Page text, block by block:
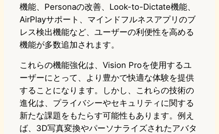
機能、Personaの改善、Look-to-Dictate機能、
AirPlayサポート、マインドフルネスアプリのブ
レス検出機能など、ユーザーの利便性を高める
機能が多数追加されます。
これらの機能強化は、Vision Proを使用するユ
ーザーにとって、より豊かで快適な体験を提供
することになります。しかし、これらの技術の
進化は、プライバシーやセキュリティに関する
新たな課題をもたらす可能性もあります。例え
ば、3D写真変換やパーソナライズされたアバタ